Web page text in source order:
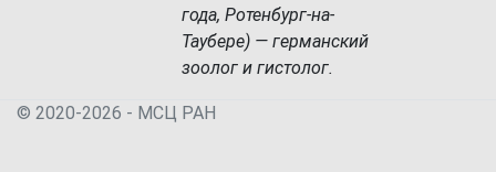
года, Ротенбург-на-
Таубере) — германский
зоолог и гистолог.
© 2020-2026 - МСЦ РАН